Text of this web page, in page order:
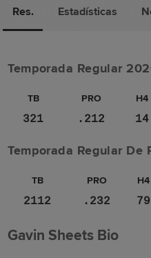
Res. Estadísticas
Temporada Regular
TB PRO H4
321 .212 14
Temporada Regular De
TB PRO H4
2112 .232 79
Gavin Sheets Bio